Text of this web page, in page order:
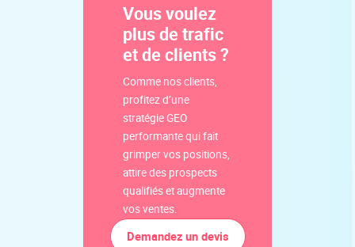
Vous voulez
plus de trafic
et de clients ?
Comme nos clients,
profitez d’une
stratégie GEO
performante qui fait
grimper vos positions,
attire des prospects
qualifiés et augmente
vos ventes.
Demandez un devis